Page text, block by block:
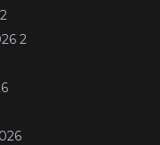
2